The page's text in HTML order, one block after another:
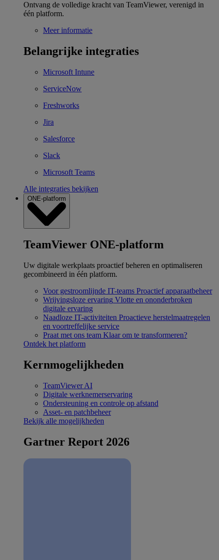
Ontvang de volledige kracht van TeamViewer, verenigd in
één platform.
Meer informatie
Belangrijke integraties
Microsoft Intune
ServiceNow
Freshworks
Jira
Salesforce
Slack
Microsoft Teams
Alle integraties bekijken
ONE-platform
TeamViewer ONE-platform
Uw digitale werkplaats proactief beheren en optimaliseren
gecombineerd in één platform.
Voor gestroomlijnde IT-teams Proactief apparaatbeheer
Wrijvingsloze ervaring Vlotte en ononderbroken
digitale ervaring
Naadloze IT-activiteiten Proactieve herstelmaatregelen
en voortreffelijke service
Praat met ons team Klaar om te transformeren?
Ontdek het platform
Kernmogelijkheden
TeamViewer AI
Digitale werknemerservaring
Ondersteuning en controle op afstand
Asset- en patchbeheer
Bekijk alle mogelijkheden
Gartner Report 2026